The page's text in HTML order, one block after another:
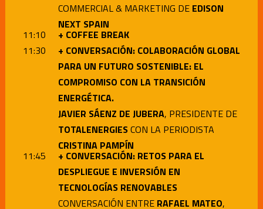
COMMERCIAL & MARKETING DE EDISON
NEXT SPAIN
11:10
+ COFFEE BREAK
11:30
+ CONVERSACIÓN: COLABORACIÓN GLOBAL
PARA UN FUTURO SOSTENIBLE: EL
COMPROMISO CON LA TRANSICIÓN
ENERGÉTICA.
JAVIER SÁENZ DE JUBERA, PRESIDENTE DE
TOTALENERGIESCON LA PERIODISTA
CRISTINA PAMPÍN
11:45
+ CONVERSACIÓN: RETOS PARA EL
DESPLIEGUE E INVERSIÓN EN
TECNOLOGÍAS RENOVABLES
CONVERSACIÓN ENTRE RAFAEL MATEO,